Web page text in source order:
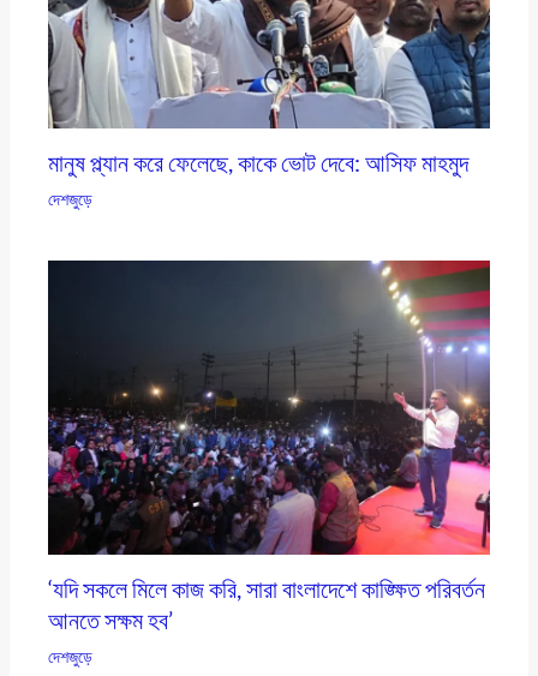
মানুষ প্ল্যান করে ফেলেছে, কাকে ভোট দেবে: আসিফ মাহমুদ
দেশজুড়ে
‘যদি সকলে মিলে কাজ করি, সারা বাংলাদেশে কাঙ্ক্ষিত পরিবর্তন
আনতে সক্ষম হব’
দেশজুড়ে